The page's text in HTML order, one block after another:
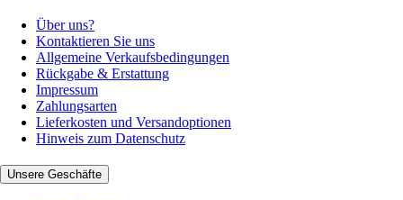
Über uns?
Kontaktieren Sie uns
Allgemeine Verkaufsbedingungen
Rückgabe & Erstattung
Impressum
Zahlungsarten
Lieferkosten und Versandoptionen
Hinweis zum Datenschutz
Unsere Geschäfte